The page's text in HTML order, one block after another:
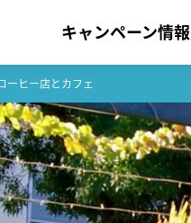
キャンペーン情報
ーヒー店とカフェ